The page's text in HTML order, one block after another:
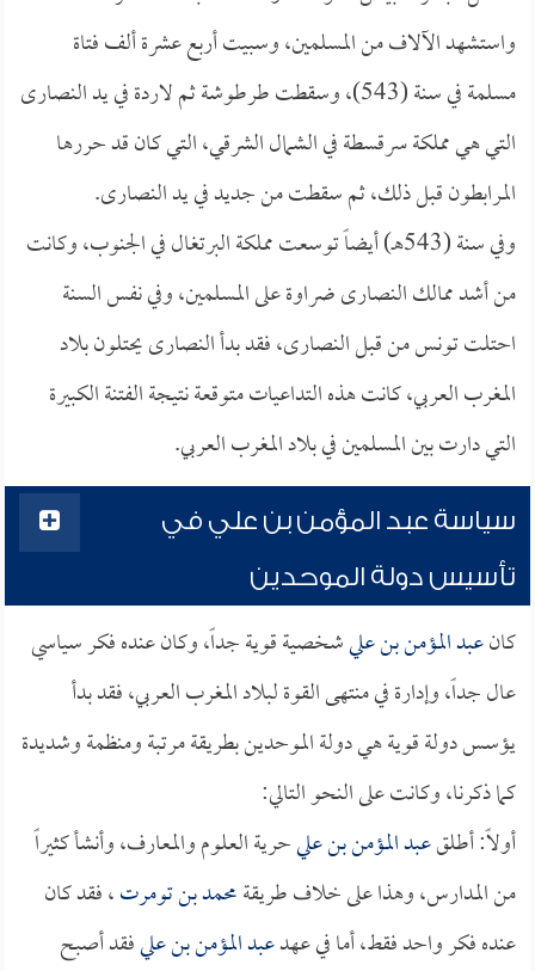
واستشهد الآلاف من المسلمين، وسبيت أربع عشرة ألف فتاة
مسلمة في سنة (543)، وسقطت طرطوشة ثم لاردة في يد النصارى
التي هي مملكة سرقسطة في الشمال الشرقي، التي كان قد حررها
المرابطون قبل ذلك، ثم سقطت من جديد في يد النصارى.
وفي سنة (543هـ) أيضاً توسعت مملكة البرتغال في الجنوب، وكانت
من أشد ممالك النصارى ضراوة على المسلمين، وفي نفس السنة
احتلت تونس من قبل النصارى، فقد بدأ النصارى يحتلون بلاد
المغرب العربي، كانت هذه التداعيات متوقعة نتيجة الفتنة الكبيرة
التي دارت بين المسلمين في بلاد المغرب العربي.
سياسة عبد المؤمن بن علي في
تأسيس دولة الموحدين
كانعبد المؤمن بن عليشخصية قوية جداً، وكان عنده فكر سياسي
عال جداً، وإدارة في منتهى القوة لبلاد المغرب العربي، فقد بدأ
يؤسس دولة قوية هي دولة الموحدين بطريقة مرتبة ومنظمة وشديدة
كما ذكرنا، وكانت على النحو التالي:
أولاً: أطلقعبد المؤمن بن عليحرية العلوم والمعارف، وأنشأ كثيراً
من المدارس، وهذا على خلاف طريقةمحمد بن تومرت، فقد كان
عنده فكر واحد فقط، أما في عهدعبد المؤمن بن عليفقد أصبح